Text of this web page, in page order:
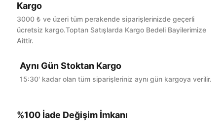
Bu ürüne ilk yorumu siz yapın!
Kargo
3000 ₺ ve üzeri tüm perakende siparişlerinizde geçerli
ücretsiz kargo.Toptan Satışlarda Kargo Bedeli Bayilerimize
Aittir.
Aynı Gün Stoktan Kargo
15:30' kadar olan tüm siparişleriniz aynı gün kargoya verilir.
%100 İade Değişim İmkanı